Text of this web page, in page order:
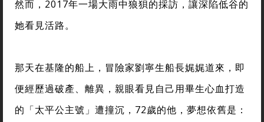
然而，2017年一場大雨中狼狽的採訪，讓深陷低谷的
她看見活路。
那天在基隆的船上，冒險家劉寧生船長娓娓道來，即
便經歷過破產、離異，親眼看見自己用畢生心血打造
的「太平公主號」遭撞沉，72歲的他，夢想依舊是：